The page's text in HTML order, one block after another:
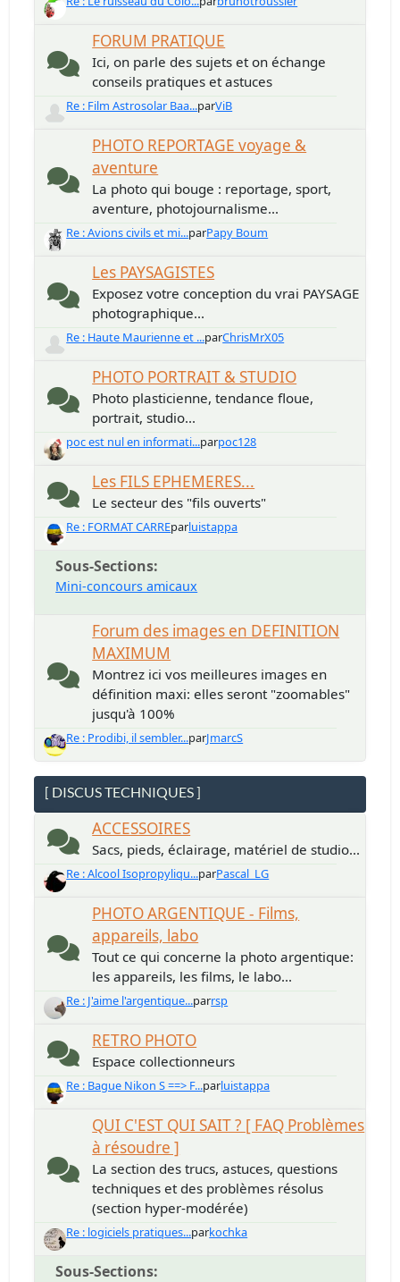
FORUM PRATIQUE
Ici, on parle des sujets et on échange
conseils pratiques et astuces
Re : Film Astrosolar Baa...parViB
PHOTO REPORTAGE voyage &
aventure
La photo qui bouge : reportage, sport,
aventure, photojournalisme...
Re : Avions civils et mi...parPapy Boum
Les PAYSAGISTES
Exposez votre conception du vrai PAYSAGE
photographique...
Re : Haute Maurienne et ...parChrisMrX05
PHOTO PORTRAIT & STUDIO
Photo plasticienne, tendance floue,
portrait, studio...
poc est nul en informati...parpoc128
Les FILS EPHEMERES...
Le secteur des "fils ouverts"
Re : FORMAT CARREparluistappa
Sous-Sections
Mini-concours amicaux
Forum des images en DEFINITION
MAXIMUM
Montrez ici vos meilleures images en
définition maxi: elles seront "zoomables"
jusqu'à 100%
Re : Prodibi, il sembler...parJmarcS
[ DISCUS TECHNIQUES ]
ACCESSOIRES
Sacs, pieds, éclairage, matériel de studio...
Re : Alcool Isopropyliqu...parPascal_LG
PHOTO ARGENTIQUE - Films,
appareils, labo
Tout ce qui concerne la photo argentique:
les appareils, les films, le labo...
Re : J'aime l'argentique...parrsp
RETRO PHOTO
Espace collectionneurs
Re : Bague Nikon S ==> F...parluistappa
QUI C'EST QUI SAIT ? [ FAQ Problèmes
à résoudre ]
La section des trucs, astuces, questions
techniques et des problèmes résolus
(section hyper-modérée)
Re : logiciels pratiques...parkochka
Sous-Sections